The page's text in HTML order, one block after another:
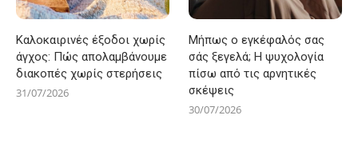
Καλοκαιρινές έξοδοι χωρίς
άγχος: Πώς απολαμβάνουμε
διακοπές χωρίς στερήσεις
31/07/2026
Μήπως ο εγκέφαλός σας
σάς ξεγελά; Η ψυχολογία
πίσω από τις αρνητικές
σκέψεις
30/07/2026